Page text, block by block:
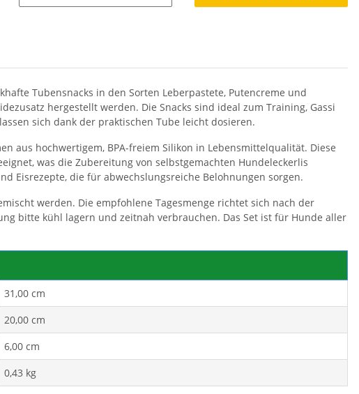
Tubensnacks in den Sorten Leberpastete, Putencreme und
hergestellt werden. Die Snacks sind ideal zum Training, Gassi
sich dank der praktischen Tube leicht dosieren.
aus hochwertigem, BPA-freiem Silikon in Lebensmittelqualität. Diese
was die Zubereitung von selbstgemachten Hundeleckerlis
Eisrezepte, die für abwechslungsreiche Belohnungen sorgen.
werden. Die empfohlene Tagesmenge richtet sich nach der
bitte kühl lagern und zeitnah verbrauchen. Das Set ist für Hunde aller
31,00 cm
20,00 cm
6,00 cm
0,43 kg